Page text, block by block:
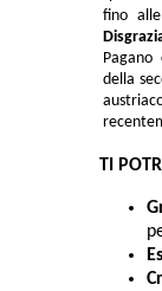
fino
Pagano
della
TI